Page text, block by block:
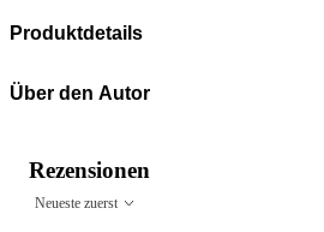
Produktdetails
Über den Autor
Rezensionen
Neueste zuerst